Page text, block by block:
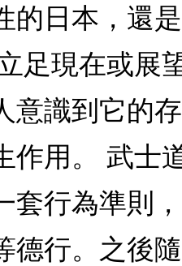
日本，還
足現在或展
意識到它的
作用。 武士
套行為準則
德行。之後